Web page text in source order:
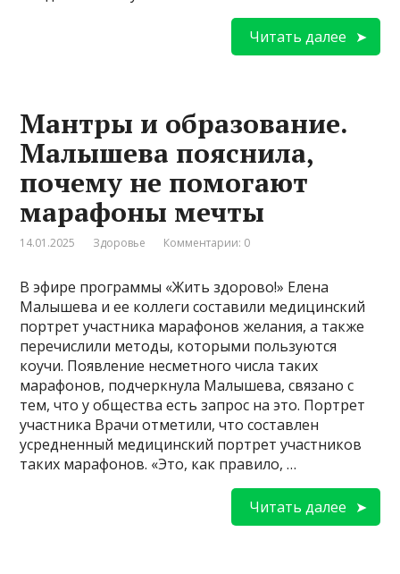
Читать далее
Мантры и образование.
Малышева пояснила,
почему не помогают
марафоны мечты
14.01.2025 Здоровье Комментарии: 0
В эфире программы «Жить здорово!» Елена
Малышева и ее коллеги составили медицинский
портрет участника марафонов желания, а также
перечислили методы, которыми пользуются
коучи. Появление несметного числа таких
марафонов, подчеркнула Малышева, связано с
тем, что у общества есть запрос на это. Портрет
участника Врачи отметили, что составлен
усредненный медицинский портрет участников
таких марафонов. «Это, как правило, …
Читать далее